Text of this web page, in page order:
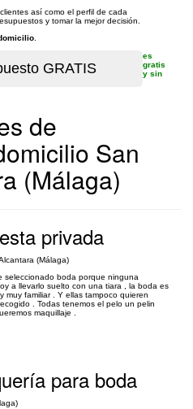
así como el perfil de cada
y tomar la mejor decisión.
es
gratis
y sin
de
San
(Málaga)
privada
(Málaga)
seleccionado boda porque ninguna
a llevarlo suelto con una tiara , la boda es
muy familiar . Y ellas tampoco quieren
. Todas tenemos el pelo un pelin
maquillaje .
para boda